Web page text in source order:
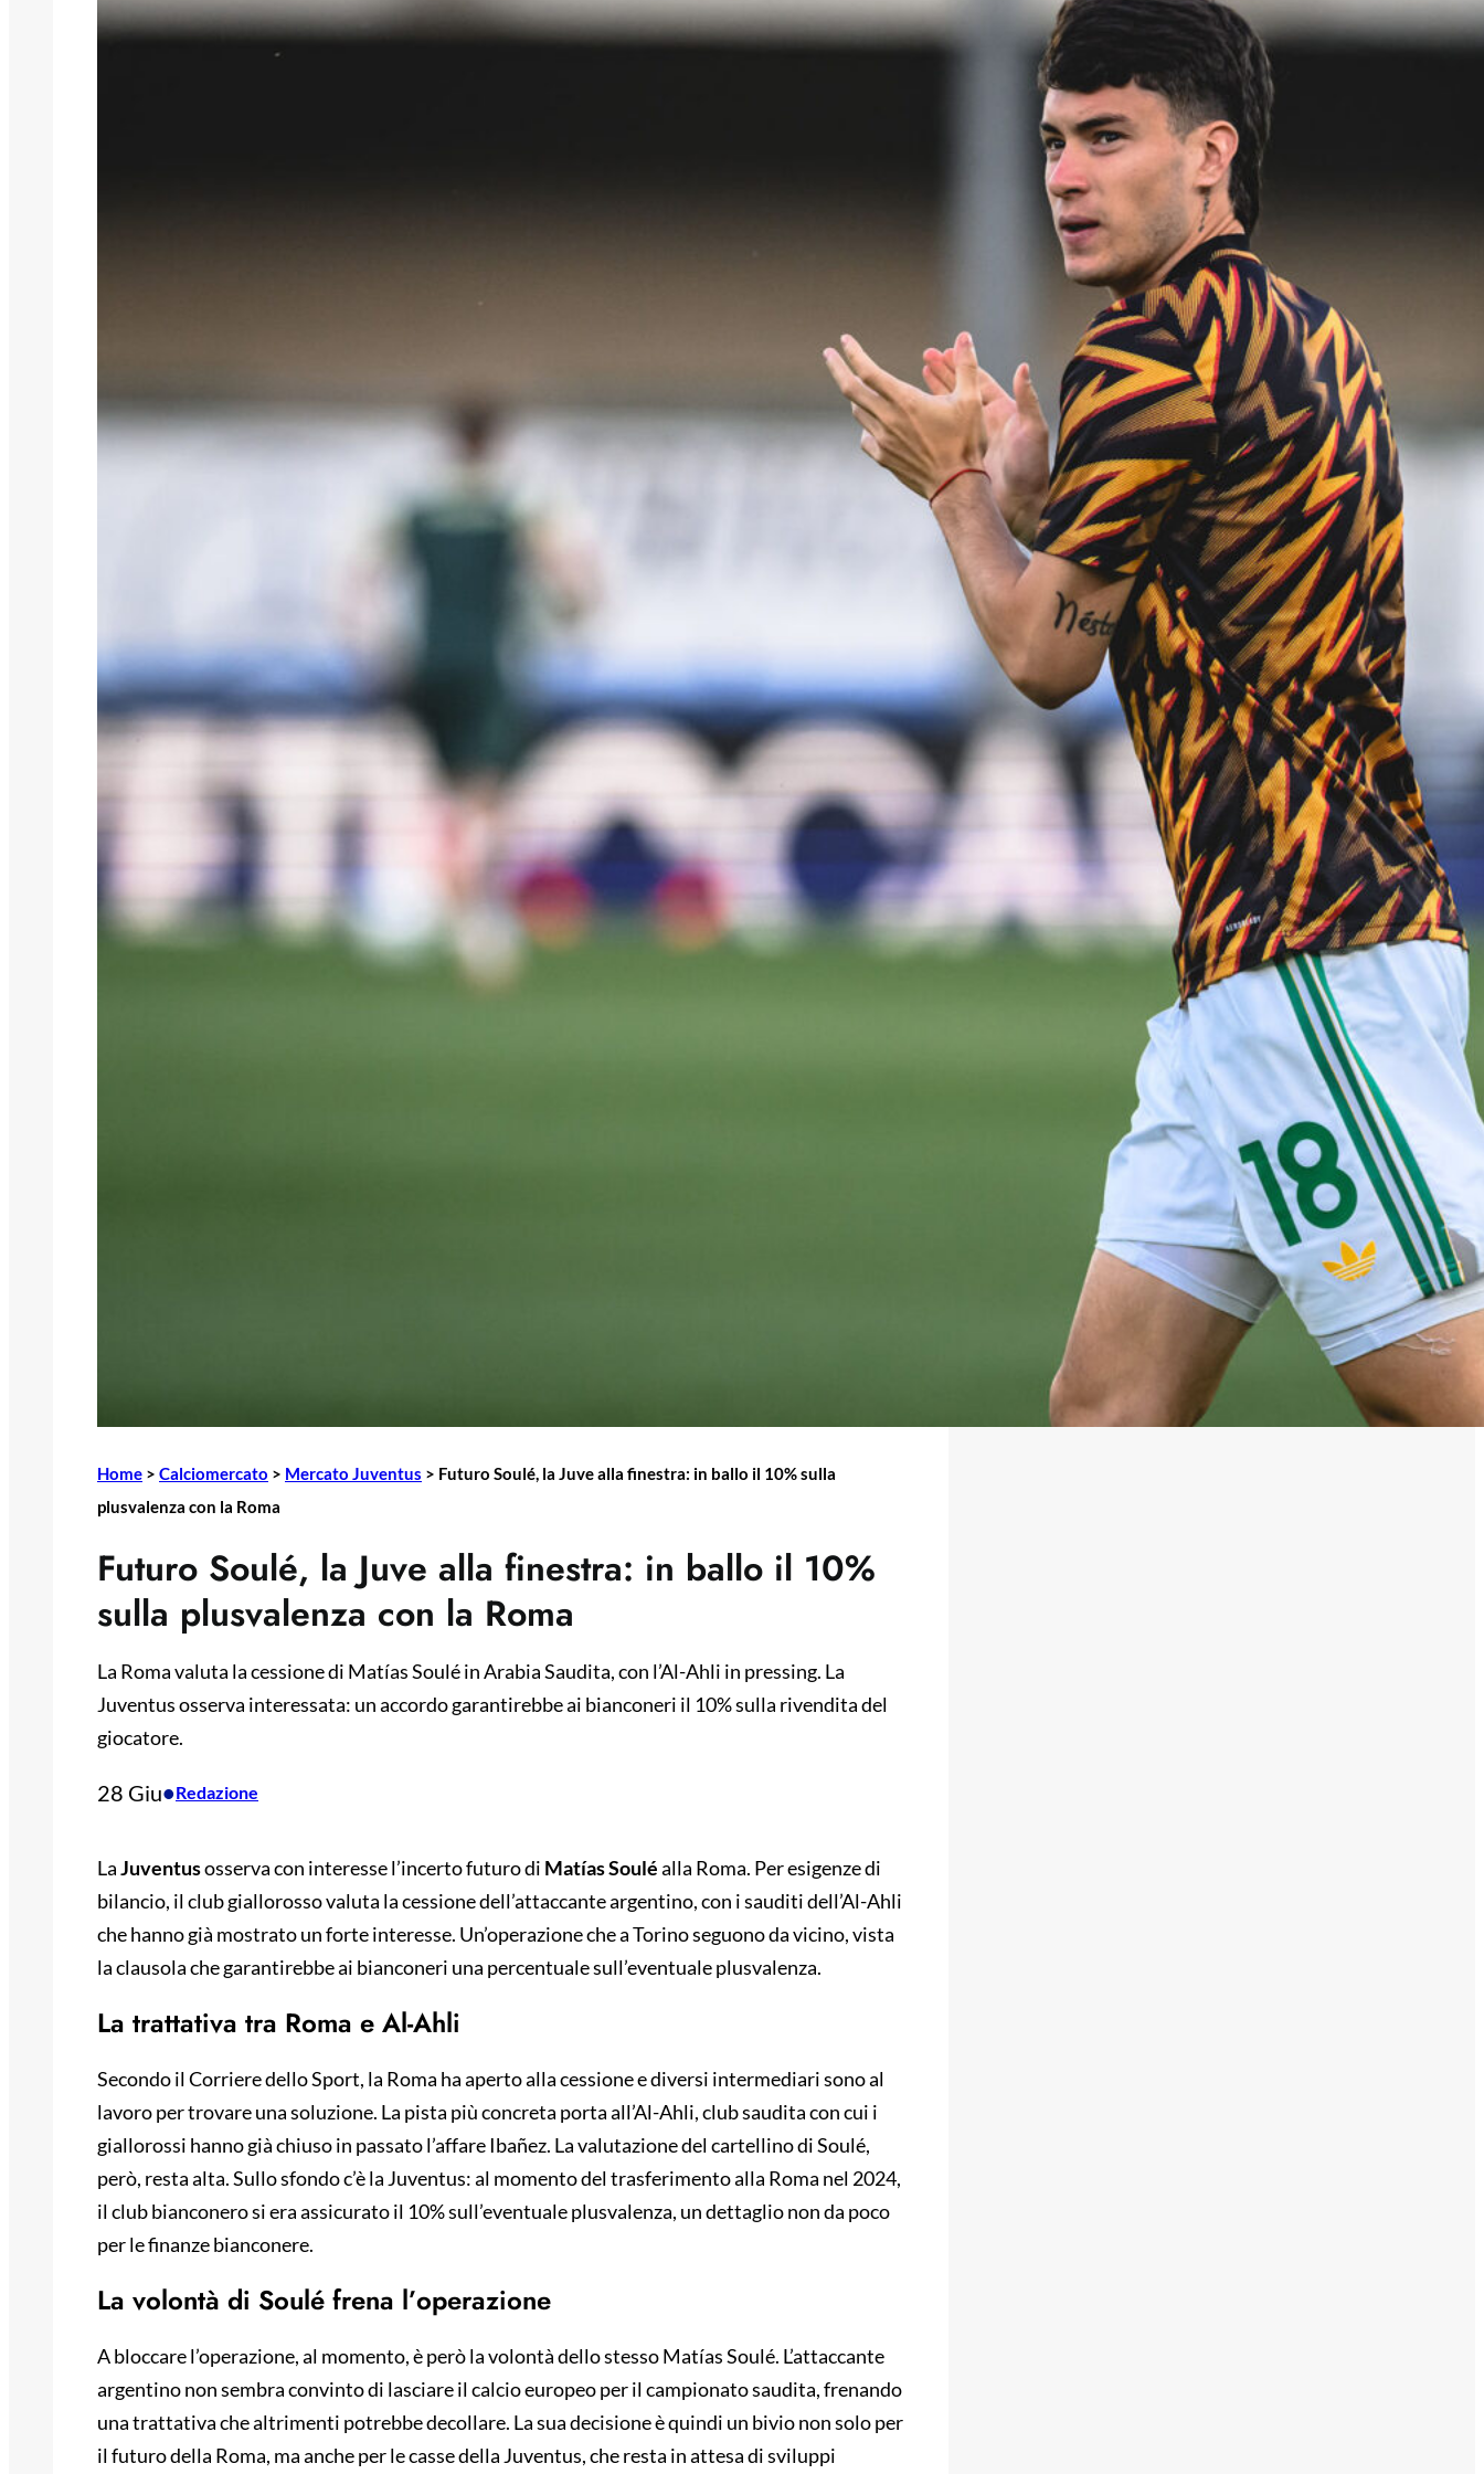
Home > Calciomercato > Mercato Juventus > Futuro Soulé, la Juve alla finestra: in ballo il 10% sulla
plusvalenza con la Roma
Futuro Soulé, la Juve alla finestra: in ballo il 10%
sulla plusvalenza con la Roma
La Roma valuta la cessione di Matías Soulé in Arabia Saudita, con l’Al-Ahli in pressing. La
Juventus osserva interessata: un accordo garantirebbe ai bianconeri il 10% sulla rivendita del
giocatore.
28 Giu•Redazione
LaJuventusosserva con interesse l’incerto futuro di Matías Souléalla Roma. Per esigenze di
bilancio, il club giallorosso valuta la cessione dell’attaccante argentino, con i sauditi dell’Al-Ahli
che hanno già mostrato un forte interesse. Un’operazione che a Torino seguono da vicino, vista
la clausola che garantirebbe ai bianconeri una percentuale sull’eventuale plusvalenza.
La trattativa tra Roma e Al-Ahli
Secondo il Corriere dello Sport, la Roma ha aperto alla cessione e diversi intermediari sono al
lavoro per trovare una soluzione. La pista più concreta porta all’Al-Ahli, club saudita con cui i
giallorossi hanno già chiuso in passato l’affare Ibañez. La valutazione del cartellino di Soulé,
però, resta alta. Sullo sfondo c’è la Juventus: al momento del trasferimento alla Roma nel 2024,
il club bianconero si era assicurato il 10% sull’eventuale plusvalenza, un dettaglio non da poco
per le finanze bianconere.
La volontà di Soulé frena l’operazione
A bloccare l’operazione, al momento, è però la volontà dello stesso Matías Soulé. L’attaccante
argentino non sembra convinto di lasciare il calcio europeo per il campionato saudita, frenando
una trattativa che altrimenti potrebbe decollare. La sua decisione è quindi un bivio non solo per
il futuro della Roma, ma anche per le casse della Juventus, che resta in attesa di sviluppi
per l’addio
6 Agosto 2026
Juve, rosa da sfoltire: Massara e
Ottolini a Milano per piazzare dieci
esuberi
6 Agosto 2026
Mercato Juve, intreccio Zirkzee-
David: valutazioni in corso
6 Agosto 2026